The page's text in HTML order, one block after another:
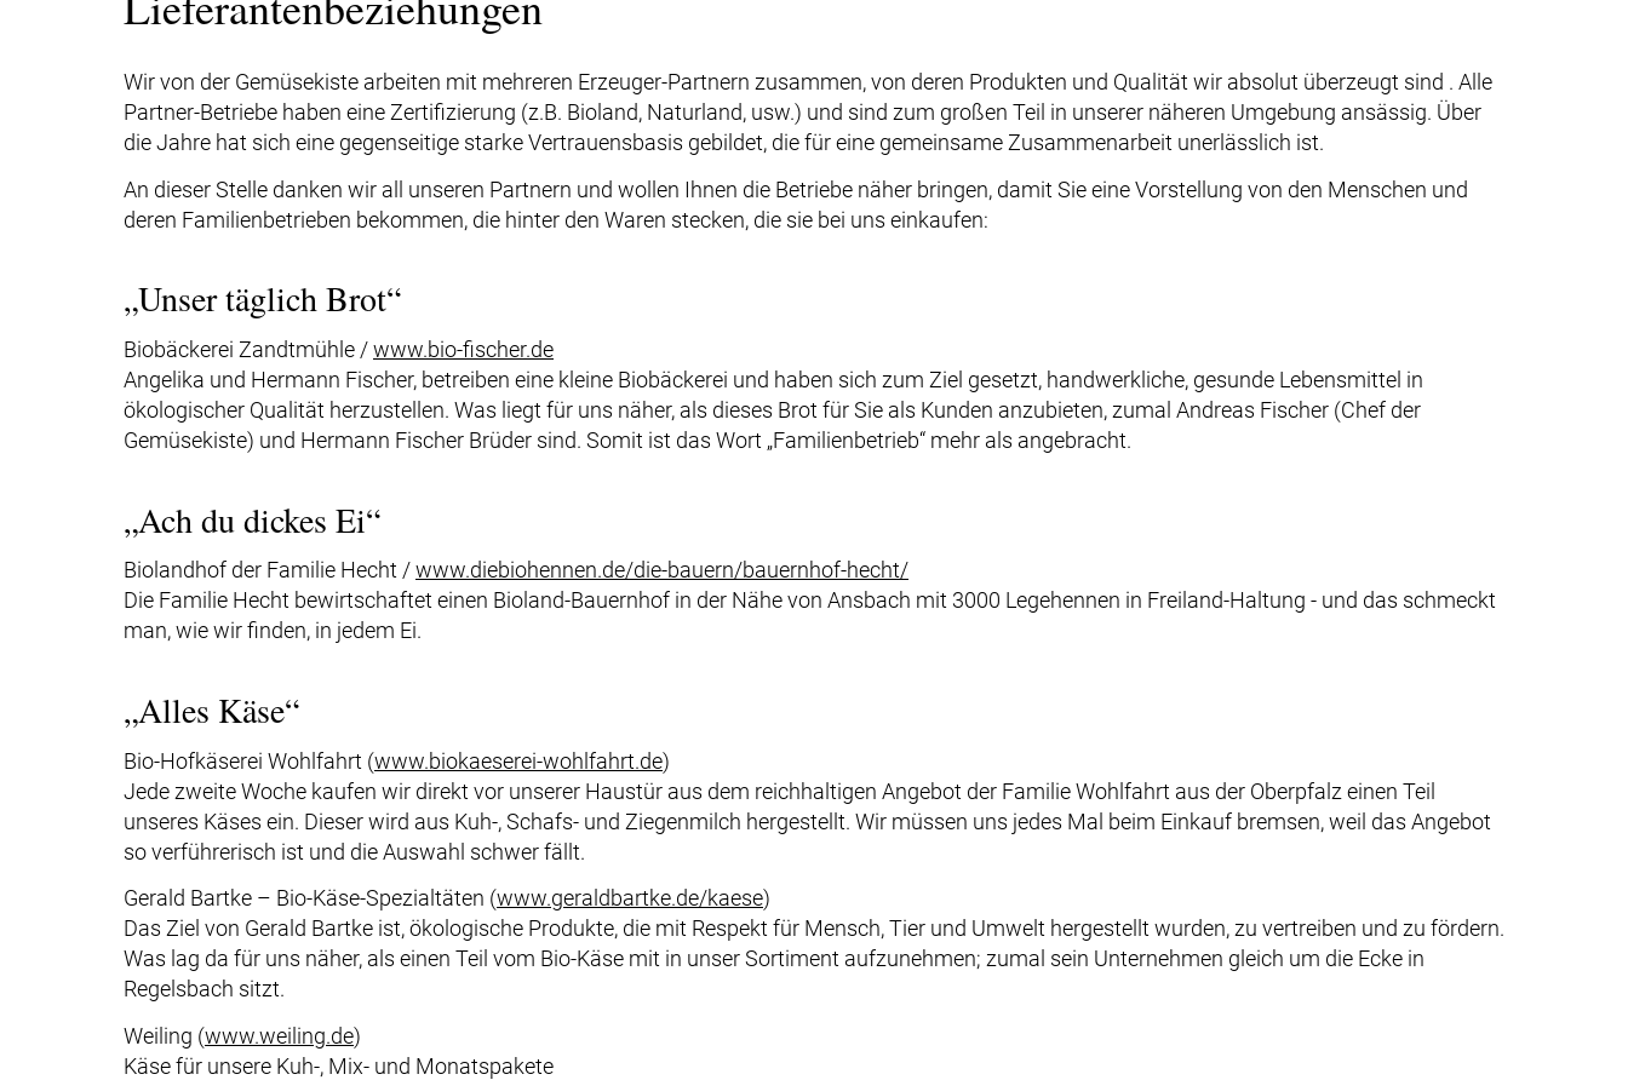
Wir von der Gemüsekiste arbeiten mit mehreren Erzeuger-Partnern zusammen, von deren Produkten und Qualität wir absolut überzeugt sind . Alle
Partner-Betriebe haben eine Zertifizierung (z.B. Bioland, Naturland, usw.) und sind zum großen Teil in unserer näheren Umgebung ansässig. Über
die Jahre hat sich eine gegenseitige starke Vertrauensbasis gebildet, die für eine gemeinsame Zusammenarbeit unerlässlich ist.
An dieser Stelle danken wir all unseren Partnern und wollen Ihnen die Betriebe näher bringen, damit Sie eine Vorstellung von den Menschen und
deren Familienbetrieben bekommen, die hinter den Waren stecken, die sie bei uns einkaufen:
„Unser täglich Brot“
Biobäckerei Zandtmühle /www.bio-fischer.de
Angelika und Hermann Fischer, betreiben eine kleine Biobäckerei und haben sich zum Ziel gesetzt, handwerkliche, gesunde Lebensmittel in
ökologischer Qualität herzustellen. Was liegt für uns näher, als dieses Brot für Sie als Kunden anzubieten, zumal Andreas Fischer (Chef der
Gemüsekiste) und Hermann Fischer Brüder sind. Somit ist das Wort „Familienbetrieb“ mehr als angebracht.
„Ach du dickes Ei“
Biolandhof der Familie Hecht /www.diebiohennen.de/die-bauern/bauernhof-hecht/
Die Familie Hecht bewirtschaftet einen Bioland-Bauernhof in der Nähe von Ansbach mit 3000 Legehennen in Freiland-Haltung - und das schmeckt
man, wie wir finden, in jedem Ei.
„Alles Käse“
Bio-Hofkäserei Wohlfahrt (www.biokaeserei-wohlfahrt.de)
Jede zweite Woche kaufen wir direkt vor unserer Haustür aus dem reichhaltigen Angebot der Familie Wohlfahrt aus der Oberpfalz einen Teil
unseres Käses ein. Dieser wird aus Kuh-, Schafs- und Ziegenmilch hergestellt. Wir müssen uns jedes Mal beim Einkauf bremsen, weil das Angebot
so verführerisch ist und die Auswahl schwer fällt.
Gerald Bartke – Bio-Käse-Spezialtäten (www.geraldbartke.de/kaese)
Das Ziel von Gerald Bartke ist, ökologische Produkte, die mit Respekt für Mensch, Tier und Umwelt hergestellt wurden, zu vertreiben und zu fördern.
Was lag da für uns näher, als einen Teil vom Bio-Käse mit in unser Sortiment aufzunehmen; zumal sein Unternehmen gleich um die Ecke in
Regelsbach sitzt.
Weiling (www.weiling.de)
Käse für unsere Kuh-, Mix- und Monatspakete